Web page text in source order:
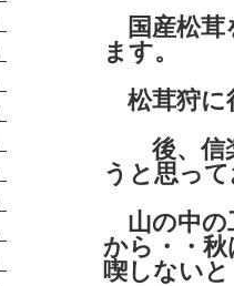
国産松茸
ます。
松茸狩に
後、信
うと思っ
山の中の
から・・
喫しないと